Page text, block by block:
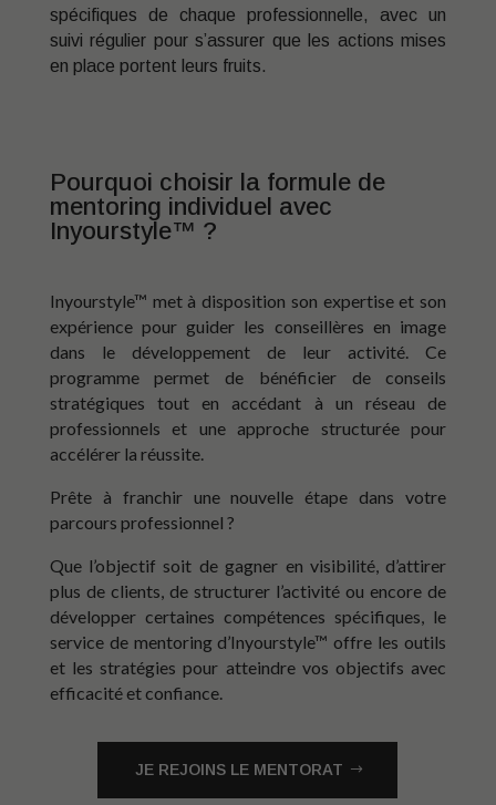
spécifiques de chaque professionnelle, avec un
suivi régulier pour s’assurer que les actions mises
en place portent leurs fruits.
Pourquoi choisir la formule de
mentoring individuel avec
Inyourstyle™ ?
Inyourstyle™ met à disposition son expertise et son
expérience pour guider les conseillères en image
dans le développement de leur activité. Ce
programme permet de bénéficier de conseils
stratégiques tout en accédant à un réseau de
professionnels et une approche structurée pour
accélérer la réussite.
Prête à franchir une nouvelle étape dans votre
parcours professionnel ?
Que l’objectif soit de gagner en visibilité, d’attirer
plus de clients, de structurer l’activité ou encore de
développer certaines compétences spécifiques, le
service de mentoring d’Inyourstyle™ offre les outils
et les stratégies pour atteindre vos objectifs avec
efficacité et confiance.
JE REJOINS LE MENTORAT